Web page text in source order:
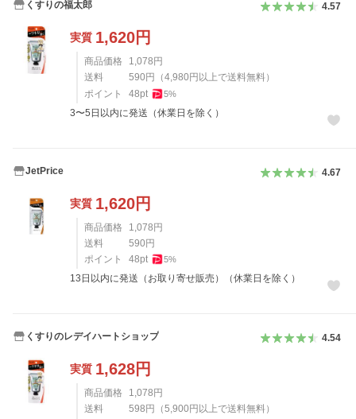
くすりの福太郎 4.57
実質 1,620円
商品価格 1,078 円
送料
590 円 （4,980 円以上で送料無料）
ポイント
48pt 5%
3〜5日以内に発送（休業日を除く）
JetPrice 4.67
実質 1,620円
商品価格 1,078 円
送料
590 円
ポイント
48pt 5%
13日以内に発送（お取り寄せ販売）（休業日を除く）
くすりのレデイハートショップ 4.54
実質 1,628円
商品価格 1,078 円
送料
598 円 （5,900 円以上で送料無料）